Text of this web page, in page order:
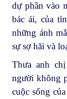
dự phần vào
bác ái, của
những ánh
sự sợ hãi và
Thưa anh
người không
cuộc sống